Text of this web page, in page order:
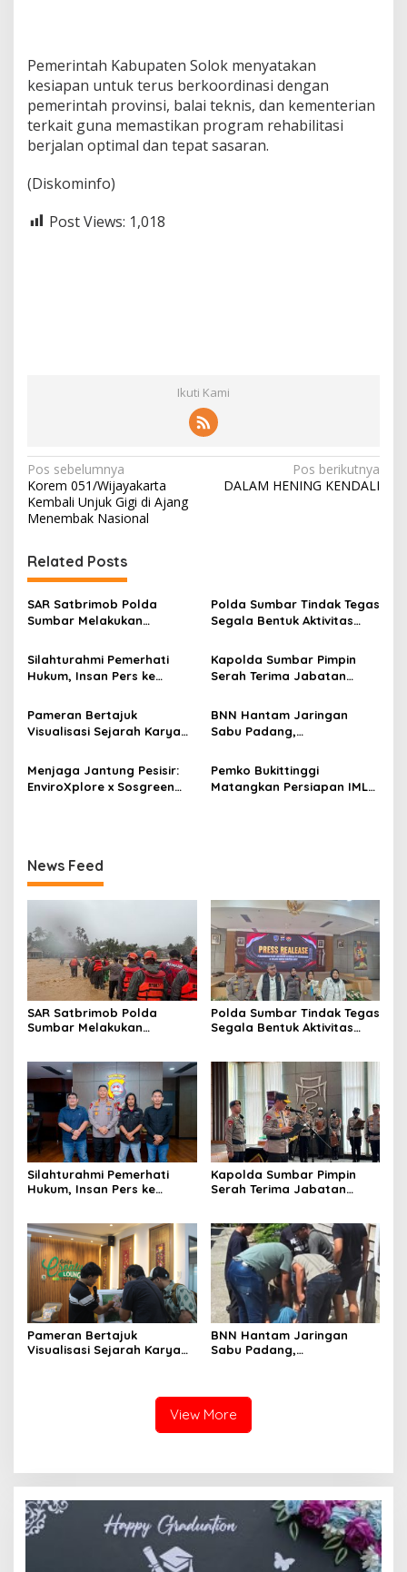
Pemerintah Kabupaten Solok menyatakan
kesiapan untuk terus berkoordinasi dengan
pemerintah provinsi, balai teknis, dan kementerian
terkait guna memastikan program rehabilitasi
berjalan optimal dan tepat sasaran.
(Diskominfo)
Post Views: 1,018
Ikuti Kami
N
a
v
i
g
a
s
i
p
s
Pos sebelumnya
Korem 051/Wijayakarta
Kembali Unjuk Gigi di Ajang
Menembak Nasional
Pos berikutnya
DALAM HENING KENDALI
Related Posts
SAR Satbrimob Polda
Sumbar Melakukan
Padang
Polda Sumbar Tindak Tegas
Segala Bentuk Aktivitas
(PETI) yang Merusak
Lingkungan dan Merugikan
Silahturahmi Pemerhati
Hukum, Insan Pers ke
Djati Wiyoto: Semua Sama
Dimata Hukum
Kapolda Sumbar Pimpin
Serah Terima Jabatan
Kapolres Jajaran
Pameran Bertajuk
Visualisasi Sejarah Karya
Ilmu Sejarah Unand
Dipamerkan kepada Publik
BNN Hantam Jaringan
Sabu Padang,
Pemodal Berhasil Diungkap
Menjaga Jantung Pesisir:
EnviroXplore x Sosgreen
Pemko Bukittinggi
Matangkan Persiapan IMLF
News Feed
SAR Satbrimob Polda
Sumbar Melakukan
Polda Sumbar Tindak Tegas
Segala Bentuk Aktivitas
Lingkungan dan Merugikan
Negara
Silahturahmi Pemerhati
Hukum, Insan Pers ke
Dimata Hukum
Kapolda Sumbar Pimpin
Serah Terima Jabatan
Pameran Bertajuk
Visualisasi Sejarah Karya
BNN Hantam Jaringan
Sabu Padang,
View More